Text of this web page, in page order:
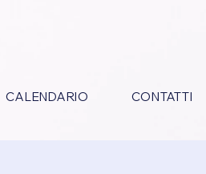
CALENDARIO CONTATTI